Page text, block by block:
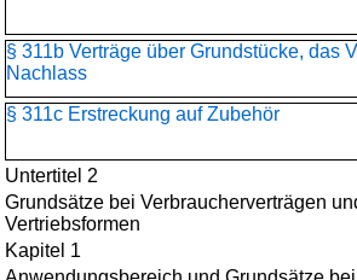
§ 311b Verträge über Grundstücke, das
Nachlass
§ 311c Erstreckung auf Zubehör
Untertitel 2
Grundsätze bei Verbraucherverträgen
Vertriebsformen
Kapitel 1